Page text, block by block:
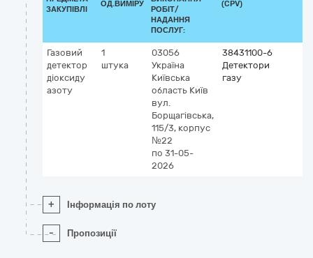
ЗАКУПІВЛІ
ОД.ВИМІРУ
РОБІТ/
НАДАННЯ
ПОСЛУГ:
(CPV)
Газовий
детектор
діоксиду
азоту
1
штука
03056
Україна
Київська
область Київ
вул.
Борщагівська,
115/3, корпус
№22
по 31-05-
2026
38431100-6
Детектори
газу
+ Інформація по лоту
- Пропозиції